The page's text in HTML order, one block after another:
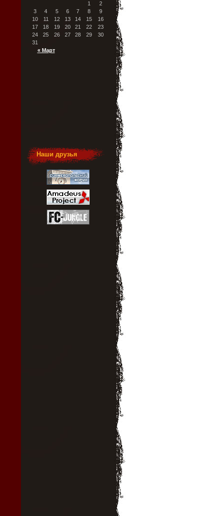
« Март
1
2
3
4 5 6 7 8
9
10
11 12 13 14 15
16
17
18 19 20 21 22
23
24
25 26 27 28 29
30
31
Наши друзья